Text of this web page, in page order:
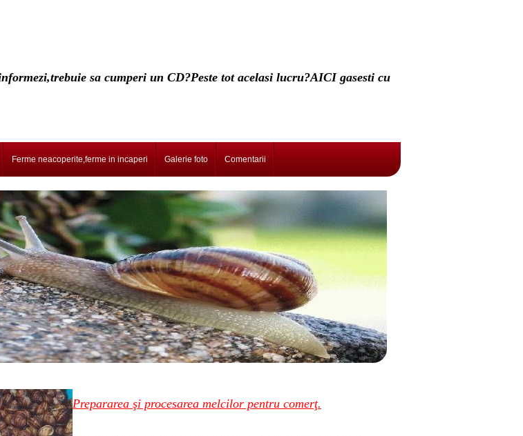
sa cumperi un CD?Peste tot acelasi lucru?AICI gasesti cu
Ferme neacoperite,ferme in incaperi Galerie foto Comentarii
Prepararea şi procesarea melcilor pentru comerţ.